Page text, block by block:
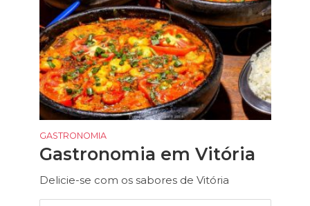
GASTRONOMIA
Gastronomia em Vitória
Delicie-se com os sabores de Vitória